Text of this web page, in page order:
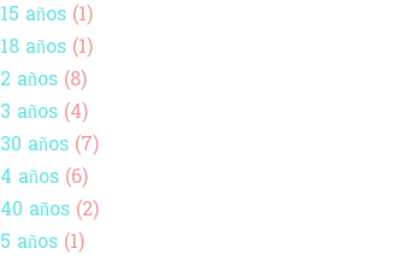
15 años (1)
18 años (1)
2 años (8)
3 años (4)
30 años (7)
4 años (6)
40 años (2)
5 años (1)